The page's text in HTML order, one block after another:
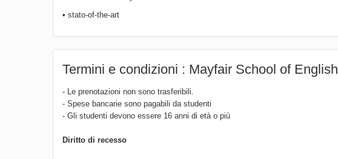
• stato-of-the-art
Termini e condizioni : Mayfair School of English
- Le prenotazioni non sono trasferibili.
- Spese bancarie sono pagabili da studenti
- Gli studenti devono essere 16 anni di età o più
Diritto di recesso